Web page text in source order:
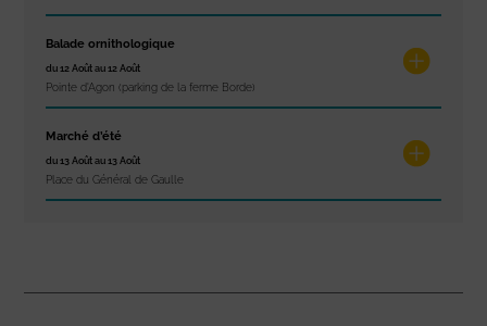
Balade ornithologique
du 12 Août au 12 Août
Pointe d'Agon (parking de la ferme Borde)
Marché d’été
du 13 Août au 13 Août
Place du Général de Gaulle